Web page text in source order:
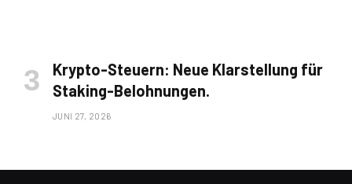
Krypto-Steuern: Neue Klarstellung für
Staking-Belohnungen.
JUNI 27, 2026